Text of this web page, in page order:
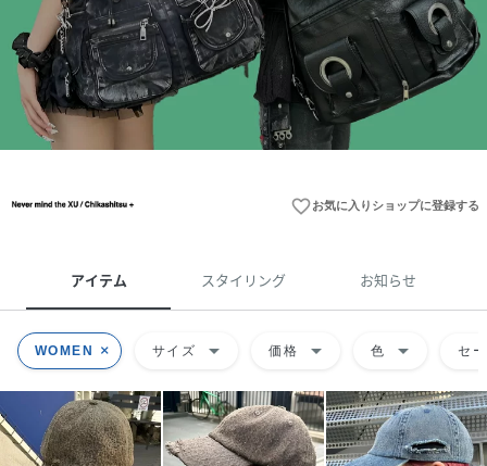
favorite_borderお気に入りショップに登録する
アイテム スタイリング お知らせ
WOMEN サイズ arrow_drop_down 価格 arrow_drop_down 色 arrow_drop_down セ